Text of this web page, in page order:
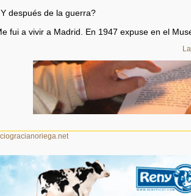
después de la guerra?
fui a vivir a Madrid. En 1947 expuse en el